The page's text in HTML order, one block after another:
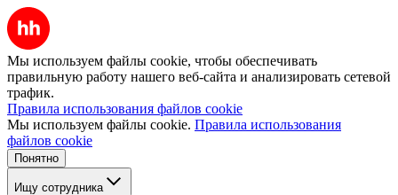
Мы используем файлы cookie, чтобы обеспечивать
правильную работу нашего веб-сайта и анализировать сетевой
трафик.
Правила использования файлов cookie
Мы используем файлы cookie. Правила использования
файлов cookie
Понятно
Ищу сотрудника